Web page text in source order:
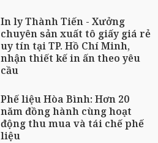
In ly Thành Tiến - Xưởng
chuyên sản xuất tô giấy giá rẻ
uy tín tại TP. Hồ Chí Minh,
nhận thiết kế in ấn theo yêu
cầu
Phế liệu Hòa Bình: Hơn 20
năm đồng hành cùng hoạt
động thu mua và tái chế phế
liệu